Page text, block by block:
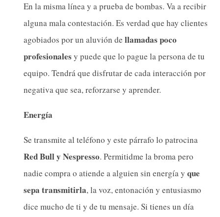
En la misma línea y a prueba de bombas. Va a recibir
alguna mala contestación. Es verdad que hay clientes
agobiados por un aluvión de llamadas poco
profesionales y puede que lo pague la persona de tu
equipo. Tendrá que disfrutar de cada interacción por
negativa que sea, reforzarse y aprender.
Energía
Se transmite al teléfono y este párrafo lo patrocina
Red Bull y Nespresso. Permitidme la broma pero
nadie compra o atiende a alguien sin energía y que
sepa transmitirla, la voz, entonación y entusiasmo
dice mucho de ti y de tu mensaje. Si tienes un día